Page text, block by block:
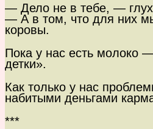
— Дело не в тебе, —
— А в том, что для них
коровы.
Пока у нас есть молоко
детки».
Как только у нас
набитыми деньгами
***